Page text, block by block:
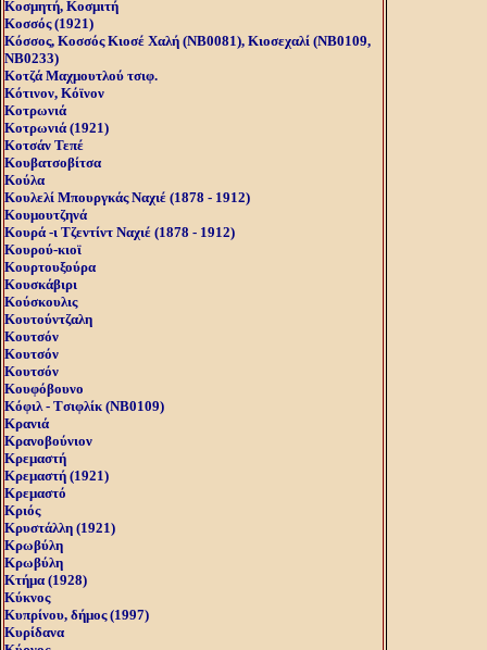
Κοσμητή, Kοσμιτή
Κοσσός (1921)
Κόσσος, Kοσσός Kιοσέ Xαλή (NB0081), Kιοσεχαλί (NB0109,
NB0233)
Κοτζά Μαχμουτλού τσιφ.
Κότινον, Κόϊνον
Κοτρωνιά
Κοτρωνιά (1921)
Κοτσάν Τεπέ
Κουβατσοβίτσα
Κούλα
Κουλελί Μπουργκάς Ναχιέ (1878 - 1912)
Κουμουτζηνά
Κουρά -ι Τζεντίντ Ναχιέ (1878 - 1912)
Κουρού-κιοϊ
Κουρτουξούρα
Κουσκάβιρι
Κούσκουλις
Κουτούντζαλη
Κουτσόν
Κουτσόν
Κουτσόν
Κουφόβουνο
Κόφιλ - Tσιφλίκ (NB0109)
Κρανιά
Κρανοβούνιον
Κρεμαστή
Κρεμαστή (1921)
Κρεμαστό
Κριός
Κρυστάλλη (1921)
Κρωβύλη
Κρωβύλη
Κτήμα (1928)
Κύκνος
Κυπρίνου, δήμος (1997)
Κυρίδανα